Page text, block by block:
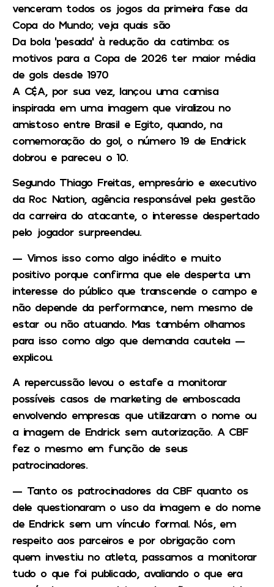
venceram todos os jogos da primeira fase da
Copa do Mundo; veja quais são
Da bola ‘pesada’ à redução da catimba: os
motivos para a Copa de 2026 ter maior média
de gols desde 1970
A C&A, por sua vez, lançou uma camisa
inspirada em uma imagem que viralizou no
amistoso entre Brasil e Egito, quando, na
comemoração do gol, o número 19 de Endrick
dobrou e pareceu o 10.
Segundo Thiago Freitas, empresário e executivo
da Roc Nation, agência responsável pela gestão
da carreira do atacante, o interesse despertado
pelo jogador surpreendeu.
— Vimos isso como algo inédito e muito
positivo porque confirma que ele desperta um
interesse do público que transcende o campo e
não depende da performance, nem mesmo de
estar ou não atuando. Mas também olhamos
para isso como algo que demanda cautela —
explicou.
A repercussão levou o estafe a monitorar
possíveis casos de marketing de emboscada
envolvendo empresas que utilizaram o nome ou
a imagem de Endrick sem autorização. A CBF
fez o mesmo em função de seus
patrocinadores.
— Tanto os patrocinadores da CBF quanto os
dele questionaram o uso da imagem e do nome
de Endrick sem um vínculo formal. Nós, em
respeito aos parceiros e por obrigação com
quem investiu no atleta, passamos a monitorar
tudo o que foi publicado, avaliando o que era